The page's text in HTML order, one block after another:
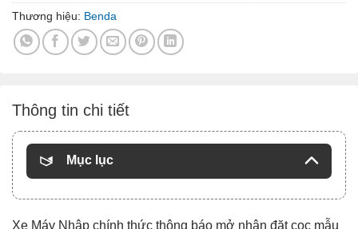
Thương hiệu: Benda
Thông tin chi tiết
Mục lục
Xe Máy Nhập chính thức thông báo mở nhận đặt cọc mẫu